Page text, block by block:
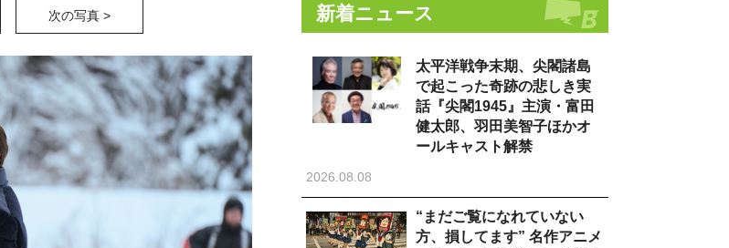
次の写真 > 新着ニュース
太平洋戦争末期、尖閣諸島
で起こった奇跡の悲しき実
話『尖閣1945』主演・富田
健太郎、羽田美智子ほかオ
ールキャスト解禁
2026.08.08
“まだご覧になれていない
方、損してます” 名作アニメ